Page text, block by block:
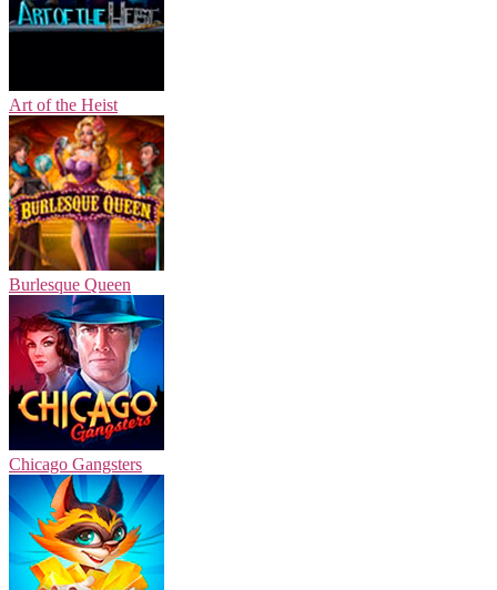
Art of the Heist
Burlesque Queen
Chicago Gangsters